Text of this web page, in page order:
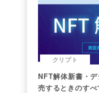
クリプト
NFT解体新書・
売するときのす